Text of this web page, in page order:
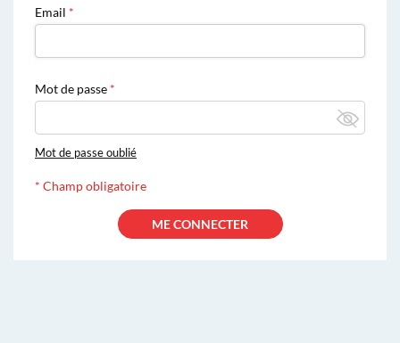
Email
Mot de passe
Mot de passe oublié
* Champ obligatoire